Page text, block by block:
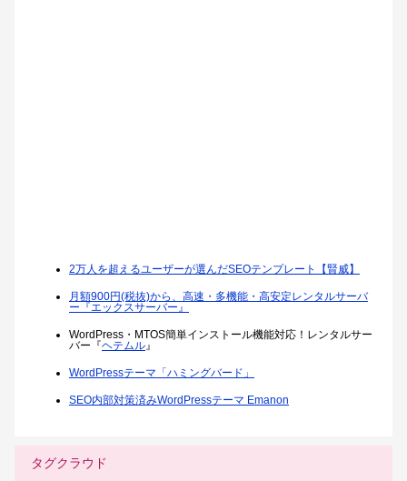
2万人を超えるユーザーが選んだSEOテンプレート【賢威】
月額900円(税抜)から、高速・多機能・高安定レンタルサーバ
ー『エックスサーバー』
WordPress・MTOS簡単インストール機能対応！レンタルサー
バー『ヘテムル』
WordPressテーマ「ハミングバード」
SEO内部対策済みWordPressテーマ Emanon
タグクラウド